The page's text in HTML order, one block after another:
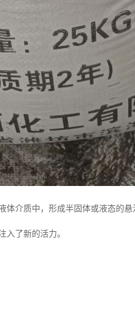
介质中，形成半固体或液态的
入了新的活力。